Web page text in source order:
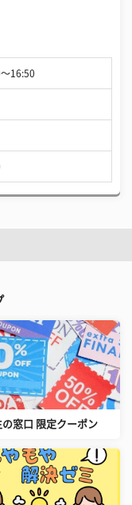
16:50
の窓口 限定クーポン